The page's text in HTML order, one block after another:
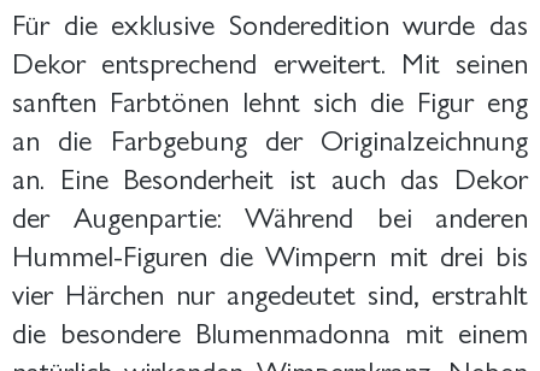
Für die exklusive Sonderedition wurde das
Dekor entsprechend erweitert. Mit seinen
sanften Farbtönen lehnt sich die Figur eng
an die Farbgebung der Originalzeichnung
an. Eine Besonderheit ist auch das Dekor
der Augenpartie: Während bei anderen
Hummel-Figuren die Wimpern mit drei bis
vier Härchen nur angedeutet sind, erstrahlt
die besondere Blumenmadonna mit einem